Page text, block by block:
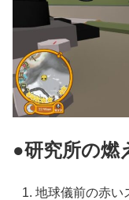
●研究所の燃
地球儀前の赤い